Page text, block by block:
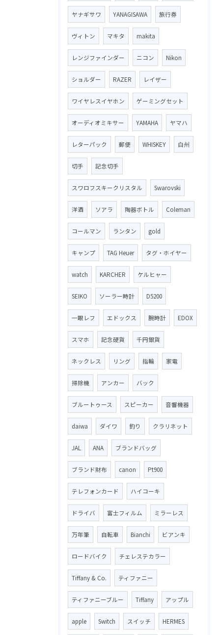
ヤナギサワ YANAGISAWA 旅行券
ヴィトン マキタ makita
レンジファインダー ニコン Nikon
ショルダー RAZER レイザー
ワイヤレスイヤホン ゲーミングセット
オーディオミキサー YAMAHA ヤマハ
レターパック 郵便 WHISKEY 白州
切手 記念切手
スワロフスキークリスタル Swarovski
洋酒 ソアラ 陶器ボトル Coleman
コールマン ランタン gold
キャンプ TAG Heuer タグ・ホイヤー
watch KARCHER ケルヒャー
SEIKO ソーラー時計 D5200
一眼レフ エドックス 腕時計 EDOX
スマホ 記念硬貨 千円銀貨
ネックレス リング 指輪 家電
掃除機 アンカー バック
ブルートゥース スピーカー 音響機器
daiwa ダイワ 釣り クラリネット
JAL ANA ブランドバッグ
ブランド財布 canon Pt900
テレフォンカード ハイコーキ
ドライバ 富士フィルム ミラーレス
万年筆 自転車 Bianchi ビアンキ
ロードバイク チェレステカラー
Tiffany & Co. ティファニー
ティファニーブルー Tiffany アップル
apple Switch スイッチ HERMES